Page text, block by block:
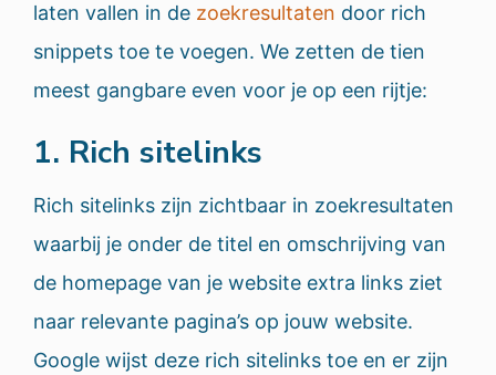
laten vallen in de zoekresultaten door rich
snippets toe te voegen. We zetten de tien
meest gangbare even voor je op een rijtje:
1. Rich sitelinks
Rich sitelinks zijn zichtbaar in zoekresultaten
waarbij je onder de titel en omschrijving van
de homepage van je website extra links ziet
naar relevante pagina’s op jouw website.
Google wijst deze rich sitelinks toe en er zijn